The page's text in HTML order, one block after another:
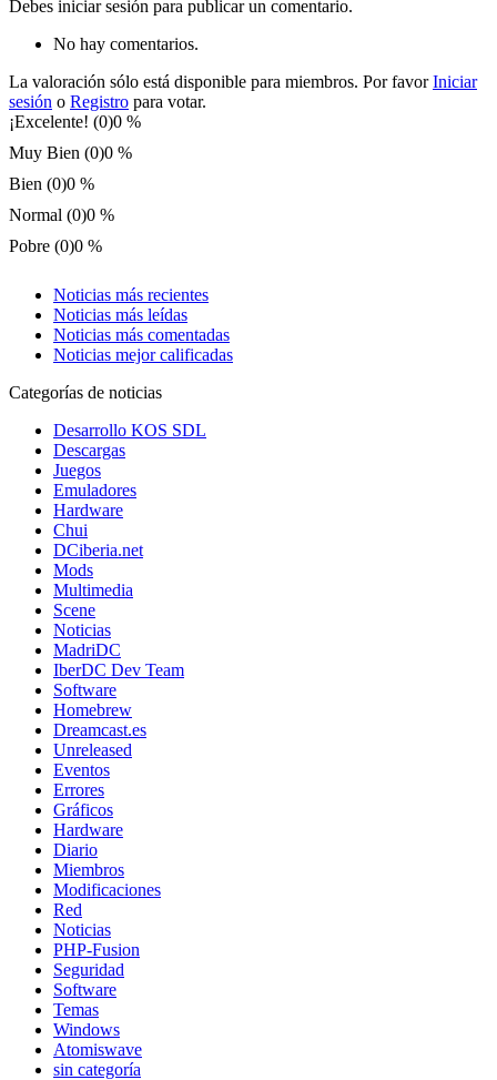
Debes iniciar sesión para publicar un comentario.
No hay comentarios.
La valoración sólo está disponible para miembros. Por favorIniciar
sesión o Registro para votar.
¡Excelente! (0)0 %
Muy Bien (0)0 %
Bien (0)0 %
Normal (0)0 %
Pobre (0)0 %
Noticias más recientes
Noticias más leídas
Noticias más comentadas
Noticias mejor calificadas
Categorías de noticias
Desarrollo KOS SDL
Descargas
Juegos
Emuladores
Hardware
Chui
DCiberia.net
Mods
Multimedia
Scene
Noticias
MadriDC
IberDC Dev Team
Software
Homebrew
Dreamcast.es
Unreleased
Eventos
Errores
Gráficos
Hardware
Diario
Miembros
Modificaciones
Red
Noticias
PHP-Fusion
Seguridad
Software
Temas
Windows
Atomiswave
sin categoría